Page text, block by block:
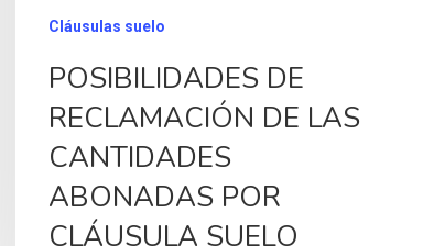
Cláusulas suelo
POSIBILIDADES DE
RECLAMACIÓN DE LAS
CANTIDADES
ABONADAS POR
CLÁUSULA SUELO